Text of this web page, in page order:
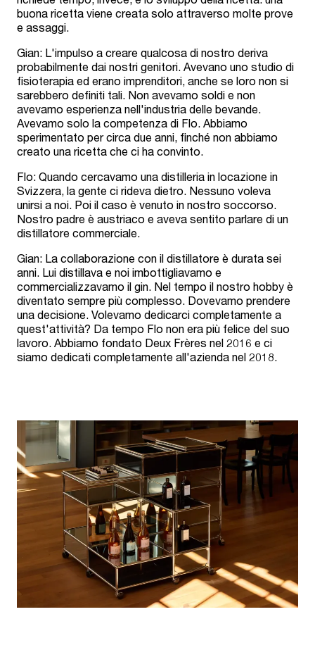
buona ricetta viene creata solo attraverso molte prove
e assaggi.
Gian: L'impulso a creare qualcosa di nostro deriva
probabilmente dai nostri genitori. Avevano uno studio di
fisioterapia ed erano imprenditori, anche se loro non si
sarebbero definiti tali. Non avevamo soldi e non
avevamo esperienza nell'industria delle bevande.
Avevamo solo la competenza di Flo. Abbiamo
sperimentato per circa due anni, finché non abbiamo
creato una ricetta che ci ha convinto.
Flo: Quando cercavamo una distilleria in locazione in
Svizzera, la gente ci rideva dietro. Nessuno voleva
unirsi a noi. Poi il caso è venuto in nostro soccorso.
Nostro padre è austriaco e aveva sentito parlare di un
distillatore commerciale.
Gian: La collaborazione con il distillatore è durata sei
anni. Lui distillava e noi imbottigliavamo e
commercializzavamo il gin. Nel tempo il nostro hobby è
diventato sempre più complesso. Dovevamo prendere
una decisione. Volevamo dedicarci completamente a
quest'attività? Da tempo Flo non era più felice del suo
lavoro. Abbiamo fondato Deux Frères nel 2016 e ci
siamo dedicati completamente all'azienda nel 2018.